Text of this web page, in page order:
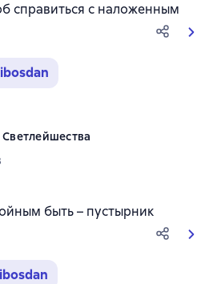
справиться с наложенным
4,7 на основе 123 оценок
быть – пустырник